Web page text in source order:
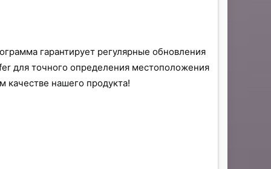
гарантирует регулярные обновления
для точного определения местоположения
качестве нашего продукта!